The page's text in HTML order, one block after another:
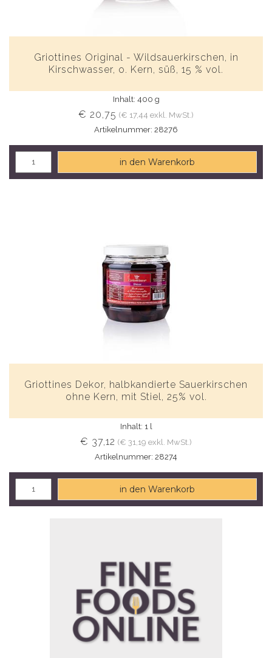
Griottines Original - Wildsauerkirschen, in
Kirschwasser, o. Kern, süß, 15 % vol.
Inhalt: 400 g
€ 20,75 (€ 17,44 exkl. MwSt.)
Artikelnummer: 28276
in den Warenkorb
Griottines Dekor, halbkandierte Sauerkirschen
ohne Kern, mit Stiel, 25% vol.
Inhalt: 1 l
€ 37,12 (€ 31,19 exkl. MwSt.)
Artikelnummer: 28274
in den Warenkorb